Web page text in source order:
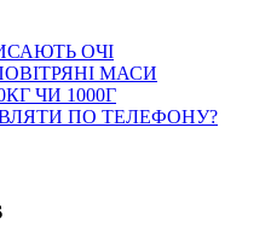
ОЧІ
МАСИ
ЧИ 1000Г
ПО ТЕЛЕФОНУ?